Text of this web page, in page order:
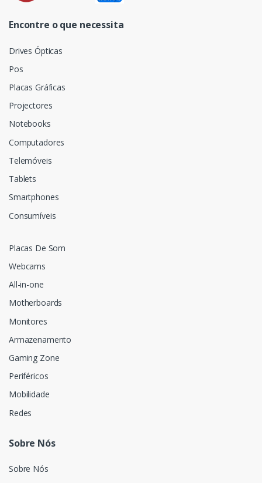
Encontre o que necessita
Drives Ópticas
Pos
Placas Gráficas
Projectores
Notebooks
Computadores
Telemóveis
Tablets
Smartphones
Consumíveis
Placas De Som
Webcams
All-in-one
Motherboards
Monitores
Armazenamento
Gaming Zone
Periféricos
Mobilidade
Redes
Sobre Nós
Sobre Nós